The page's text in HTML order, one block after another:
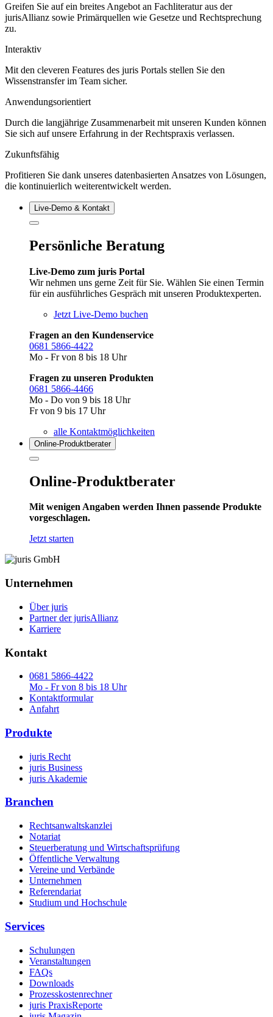
Greifen Sie auf ein breites Angebot an Fachliteratur aus der
jurisAllianz sowie Primärquellen wie Gesetze und Rechtsprechung
zu.
Interaktiv
Mit den cleveren Features des juris Portals stellen Sie den
Wissenstransfer im Team sicher.
Anwendungsorientiert
Durch die langjährige Zusammenarbeit mit unseren Kunden können
Sie sich auf unsere Erfahrung in der Rechtspraxis verlassen.
Zukunftsfähig
Profitieren Sie dank unseres datenbasierten Ansatzes von Lösungen,
die kontinuierlich weiterentwickelt werden.
Live‑Demo & Kontakt
Persönliche Beratung
Live-Demo zum juris Portal
Wir nehmen uns gerne Zeit für Sie. Wählen Sie einen Termin
für ein ausführliches Gespräch mit unseren Produktexperten.
Jetzt Live-Demo buchen
Fragen an den Kundenservice
0681 5866-4422
Mo - Fr von 8 bis 18 Uhr
Fragen zu unseren Produkten
0681 5866-4466
Mo - Do von 9 bis 18 Uhr
Fr von 9 bis 17 Uhr
alle Kontaktmöglichkeiten
Online-Produkt­berater
Online-Produktberater
Mit wenigen Angaben werden Ihnen passende Produkte
vorgeschlagen.
Jetzt starten
Unternehmen
Über juris
Partner der jurisAllianz
Karriere
Kontakt
0681 5866-4422
Mo - Fr von 8 bis 18 Uhr
Kontaktformular
Anfahrt
Produkte
juris Recht
juris Business
juris Akademie
Branchen
Rechtsanwaltskanzlei
Notariat
Steuerberatung und Wirtschaftsprüfung
Öffentliche Verwaltung
Vereine und Verbände
Unternehmen
Referendariat
Studium und Hochschule
Services
Schulungen
Veranstaltungen
FAQs
Downloads
Prozesskostenrechner
juris PraxisReporte